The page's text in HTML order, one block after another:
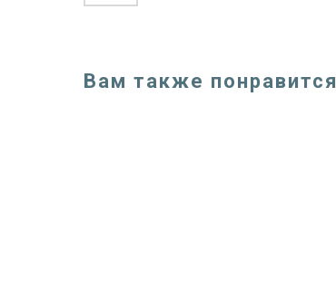
Вам также понравится